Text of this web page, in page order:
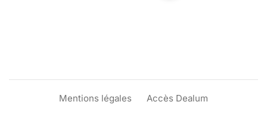
Mentions légales Accès Dealum